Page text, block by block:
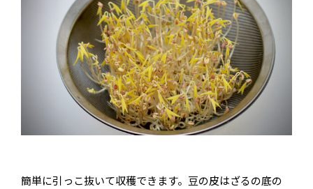
簡単に引っこ抜いて収穫できます。豆の皮はざるの底の